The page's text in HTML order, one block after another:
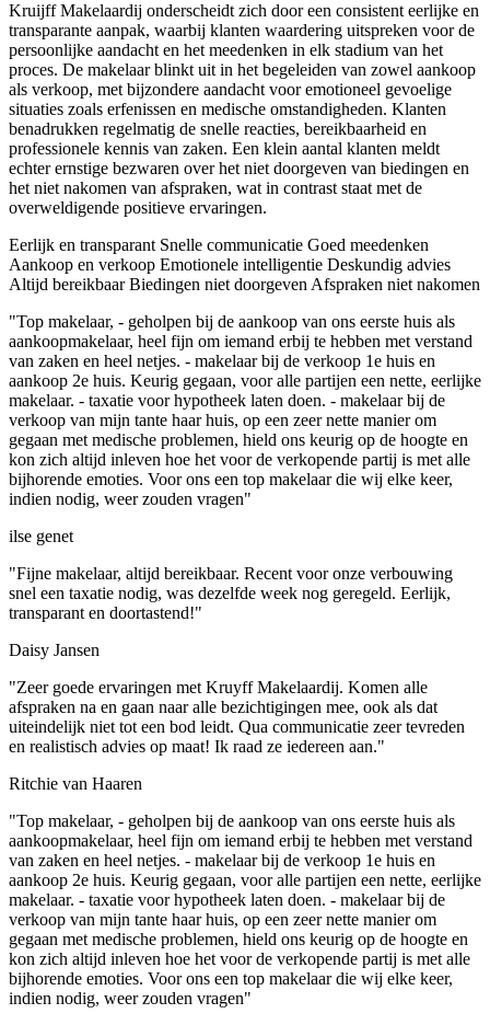
Kruijff Makelaardij onderscheidt zich door een consistent eerlijke en
transparante aanpak, waarbij klanten waardering uitspreken voor de
persoonlijke aandacht en het meedenken in elk stadium van het
proces. De makelaar blinkt uit in het begeleiden van zowel aankoop
als verkoop, met bijzondere aandacht voor emotioneel gevoelige
situaties zoals erfenissen en medische omstandigheden. Klanten
benadrukken regelmatig de snelle reacties, bereikbaarheid en
professionele kennis van zaken. Een klein aantal klanten meldt
echter ernstige bezwaren over het niet doorgeven van biedingen en
het niet nakomen van afspraken, wat in contrast staat met de
overweldigende positieve ervaringen.
Eerlijk en transparantSnelle communicatie Goed meedenken
Aankoop en verkoop Emotionele intelligentie Deskundig advies
Altijd bereikbaarBiedingen niet doorgevenAfspraken niet nakomen
"Top makelaar, - geholpen bij de aankoop van ons eerste huis als
aankoopmakelaar, heel fijn om iemand erbij te hebben met verstand
van zaken en heel netjes. - makelaar bij de verkoop 1e huis en
aankoop 2e huis. Keurig gegaan, voor alle partijen een nette, eerlijke
makelaar. - taxatie voor hypotheek laten doen. - makelaar bij de
verkoop van mijn tante haar huis, op een zeer nette manier om
gegaan met medische problemen, hield ons keurig op de hoogte en
kon zich altijd inleven hoe het voor de verkopende partij is met alle
bijhorende emoties. Voor ons een top makelaar die wij elke keer,
indien nodig, weer zouden vragen"
ilse genet
"Fijne makelaar, altijd bereikbaar. Recent voor onze verbouwing
snel een taxatie nodig, was dezelfde week nog geregeld. Eerlijk,
transparant en doortastend!"
Daisy Jansen
"Zeer goede ervaringen met Kruyff Makelaardij. Komen alle
afspraken na en gaan naar alle bezichtigingen mee, ook als dat
uiteindelijk niet tot een bod leidt. Qua communicatie zeer tevreden
en realistisch advies op maat! Ik raad ze iedereen aan."
Ritchie van Haaren
"Top makelaar, - geholpen bij de aankoop van ons eerste huis als
aankoopmakelaar, heel fijn om iemand erbij te hebben met verstand
van zaken en heel netjes. - makelaar bij de verkoop 1e huis en
aankoop 2e huis. Keurig gegaan, voor alle partijen een nette, eerlijke
makelaar. - taxatie voor hypotheek laten doen. - makelaar bij de
verkoop van mijn tante haar huis, op een zeer nette manier om
gegaan met medische problemen, hield ons keurig op de hoogte en
kon zich altijd inleven hoe het voor de verkopende partij is met alle
bijhorende emoties. Voor ons een top makelaar die wij elke keer,
indien nodig, weer zouden vragen"